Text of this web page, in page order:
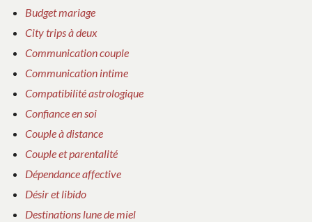
Budget mariage
City trips à deux
Communication couple
Communication intime
Compatibilité astrologique
Confiance en soi
Couple à distance
Couple et parentalité
Dépendance affective
Désir et libido
Destinations lune de miel